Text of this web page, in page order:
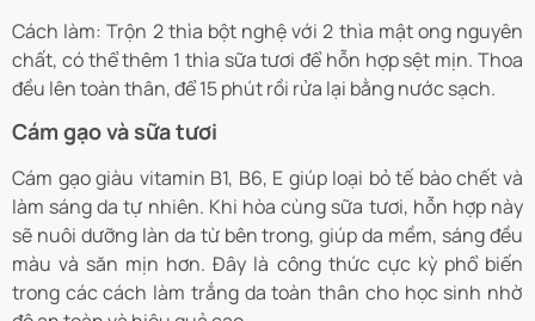
Cách làm: Trộn 2 thìa bột nghệ với 2 thìa mật ong nguyên
chất, có thể thêm 1 thìa sữa tươi để hỗn hợp sệt mịn. Thoa
đều lên toàn thân, để 15 phút rồi rửa lại bằng nước sạch.
Cám gạo và sữa tươi
Cám gạo giàu vitamin B1, B6, E giúp loại bỏ tế bào chết và
làm sáng da tự nhiên. Khi hòa cùng sữa tươi, hỗn hợp này
sẽ nuôi dưỡng làn da từ bên trong, giúp da mềm, sáng đều
màu và săn mịn hơn. Đây là công thức cực kỳ phổ biến
trong các cách làm trắng da toàn thân cho học sinh nhờ